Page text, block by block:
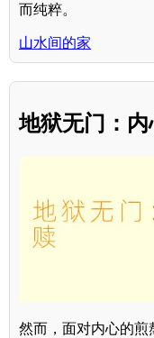
而纯粹。
山水间的家
地狱无门：
然而，面对内心的煎